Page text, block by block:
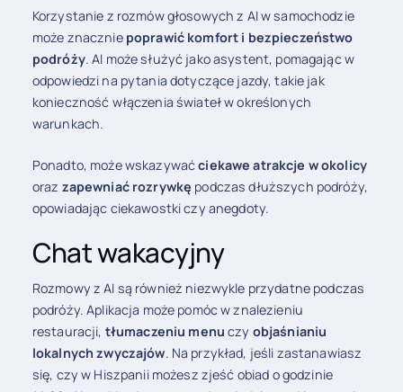
Korzystanie z rozmów głosowych z AI w samochodzie
może znacznie poprawić komfort i bezpieczeństwo
podróży. AI może służyć jako asystent, pomagając w
odpowiedzi na pytania dotyczące jazdy, takie jak
konieczność włączenia świateł w określonych
warunkach.
Ponadto, może wskazywaćciekawe atrakcje w okolicy
oraz zapewniać rozrywkę podczas dłuższych podróży,
opowiadając ciekawostki czy anegdoty.
Chat wakacyjny
Rozmowy z AI są również niezwykle przydatne podczas
podróży. Aplikacja może pomóc w znalezieniu
restauracji, tłumaczeniu menu czy objaśnianiu
lokalnych zwyczajów. Na przykład, jeśli zastanawiasz
się, czy w Hiszpanii możesz zjeść obiad o godzinie